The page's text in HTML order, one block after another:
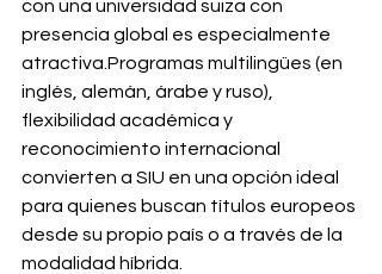
con una universidad suiza con
presencia global es especialmente
atractiva.Programas multilingües (en
inglés, alemán, árabe y ruso),
flexibilidad académica y
reconocimiento internacional
convierten a SIU en una opción ideal
para quienes buscan títulos europeos
desde su propio país o a través de la
modalidad híbrida.